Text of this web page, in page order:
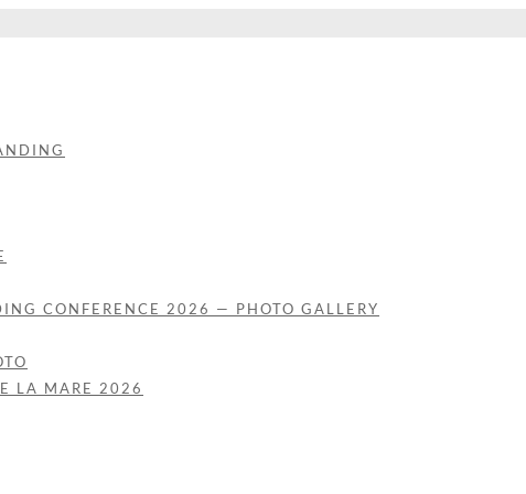
CONFERENCE 2026 — PHOTO GALLERY
LA MARE 2026